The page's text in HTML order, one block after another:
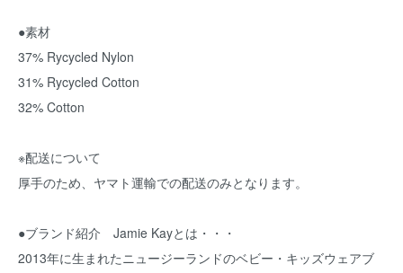
●素材
37% Rycycled Nylon
31% Rycycled Cotton
32% Cotton
※配送について
厚手のため、ヤマト運輸での配送のみとなります。
●ブランド紹介 Jamie Kayとは・・・
2013年に生まれたニュージーランドのベビー・キッズウェアブ